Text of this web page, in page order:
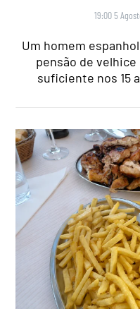
19:00 5
Um homem
pensão de
suficiente nos 15